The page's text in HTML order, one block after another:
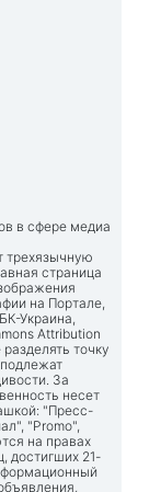
в сфере медиа
трехязычную
страница
на Портале,
Украина,
Attribution
точку
За
несет
"Пресс-
"Promo",
на правах
достигших 21-